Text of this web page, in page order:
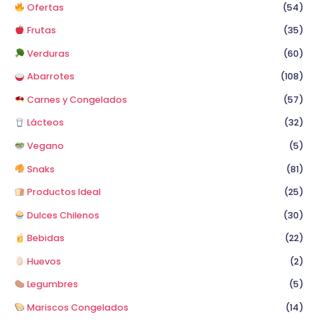
:
Ofertas
(54)
Frutas
(35)
Verduras
(60)
Abarrotes
(108)
Carnes y Congelados
(57)
Lácteos
(32)
Vegano
(5)
Snaks
(81)
Productos Ideal
(25)
Dulces Chilenos
(30)
Bebidas
(22)
Huevos
(2)
Legumbres
(5)
Mariscos Congelados
(14)